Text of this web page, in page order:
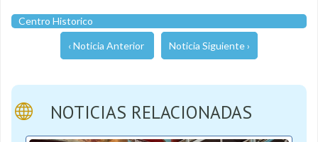
Centro Historico
‹ Noticia Anterior Noticia Siguiente ›
NOTICIAS RELACIONADAS